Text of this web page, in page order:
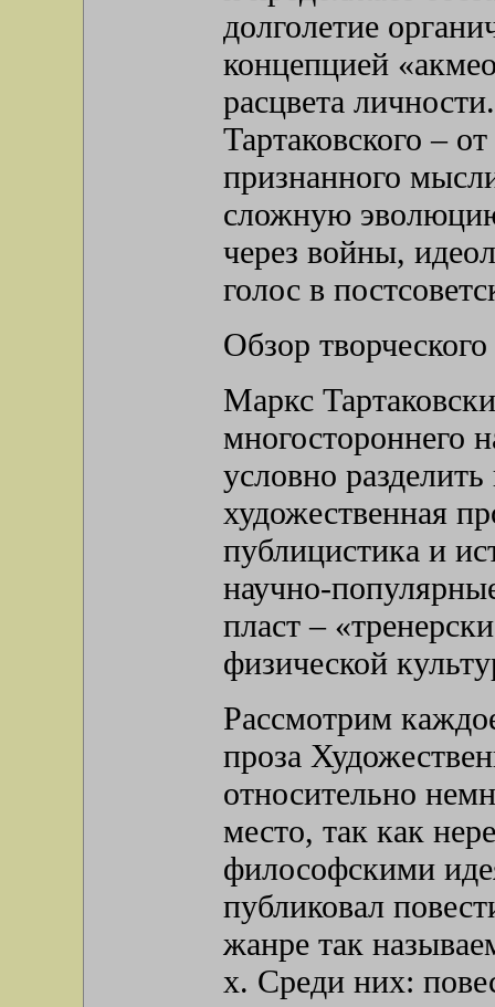
долголетие
концепцией
расцвета
Тартаковского –
признанного
сложную
через войны,
голос в
Обзор
Маркс
многостороннего
условно
художественная
публицистика и
научно-
пласт –
физической
Рассмотрим
проза
относительно
место, так как
философскими
публиковал
жанре так
х. Среди них: